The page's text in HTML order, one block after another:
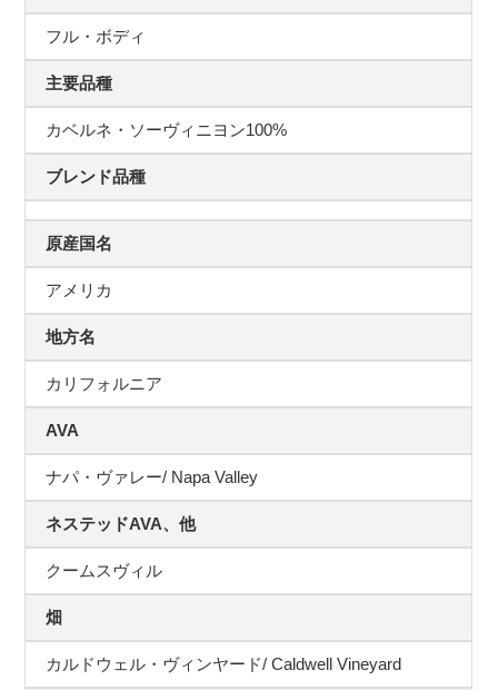
フル・ボディ
主要品種
カベルネ・ソーヴィニヨン100%
ブレンド品種
原産国名
アメリカ
地方名
カリフォルニア
AVA
ナパ・ヴァレー/ Napa Valley
ネステッドAVA、他
クームスヴィル
畑
カルドウェル・ヴィンヤード/ Caldwell Vineyard